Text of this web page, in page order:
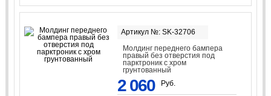
Артикул №: SK-32706
Молдинг переднего бампера
правый без отверстия под
парктроник с хром
грунтованный
2 060 Руб.